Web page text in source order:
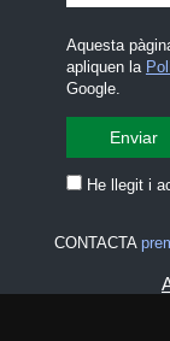
Aquesta
apliquen la
Google.
He llegit i
CONTACTA